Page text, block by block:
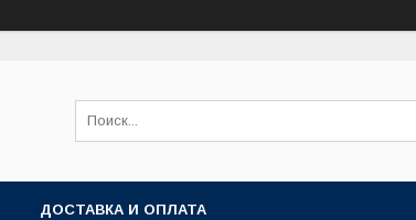
ДОСТАВКА И ОПЛАТА